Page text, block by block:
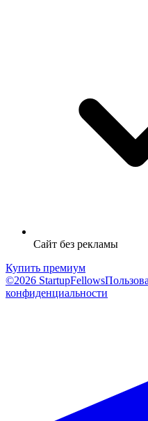
Сайт без рекламы
Купить премиум
©2026 StartupFellows
конфиденциальности